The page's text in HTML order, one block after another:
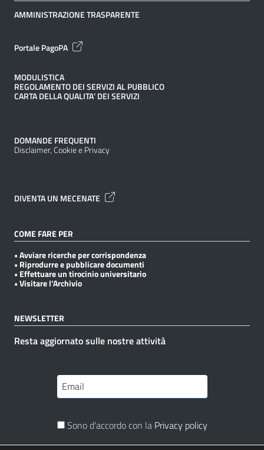
AMMINISTRAZIONE TRASPARENTE
Portale PagoPA
MODULISTICA
REGOLAMENTO DEI SERVIZI AL PUBBLICO
CARTA DELLA QUALITA’ DEI SERVIZI
DOMANDE FREQUENTI
Disclaimer, Cookie e Privacy
DIVENTA UN MECENATE
COME FARE PER
• Avviare ricerche per corrispondenza
• Riprodurre e pubblicare documenti
• Effettuare un tirocinio universitario
• Visitare l’Archivio
NEWSLETTER
Resta aggiornato sulle nostre attività
Sono d'accordo con la Privacy policy